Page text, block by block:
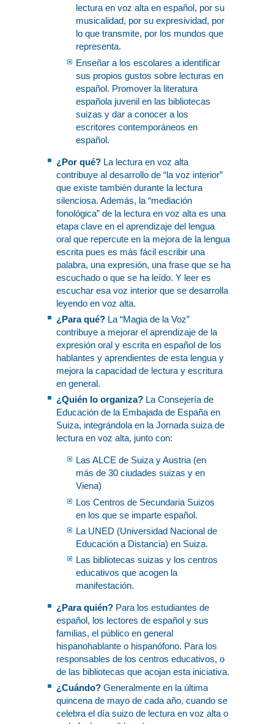
lectura en voz alta en español, por su
musicalidad, por su expresividad, por
lo que transmite, por los mundos que
representa.
Enseñar a los escolares a identificar
sus propios gustos sobre lecturas en
español. Promover la literatura
española juvenil en las bibliotecas
suizas y dar a conocer a los
escritores contemporáneos en
español.
¿Por qué? La lectura en voz alta
contribuye al desarrollo de “la voz interior”
que existe también durante la lectura
silenciosa. Además, la “mediación
fonológica” de la lectura en voz alta es una
etapa clave en el aprendizaje del lengua
oral que repercute en la mejora de la lengua
escrita pues es más fácil escribir una
palabra, una expresión, una frase que se ha
escuchado o que se ha leído. Y leer es
escuchar esa voz interior que se desarrolla
leyendo en voz alta.
¿Para qué? La “Magia de la Voz”
contribuye a mejorar el aprendizaje de la
expresión oral y escrita en español de los
hablantes y aprendientes de esta lengua y
mejora la capacidad de lectura y escritura
en general.
¿Quién lo organiza? La Consejería de
Educación de la Embajada de España en
Suiza, integrándola en la Jornada suiza de
lectura en voz alta, junto con:
Las ALCE de Suiza y Austria (en
más de 30 ciudades suizas y en
Viena)
Los Centros de Secundaria Suizos
en los que se imparte español.
La UNED (Universidad Nacional de
Educación a Distancia) en Suiza.
Las bibliotecas suizas y los centros
educativos que acogen la
manifestación.
¿Para quién? Para los estudiantes de
español, los lectores de español y sus
familias, el público en general
hispanohablante o hispanófono. Para los
responsables de los centros educativos, o
de las bibliotecas que acojan esta iniciativa.
¿Cuándo? Generalmente en la última
quincena de mayo de cada año, cuando se
celebra el día suizo de lectura en voz alta o